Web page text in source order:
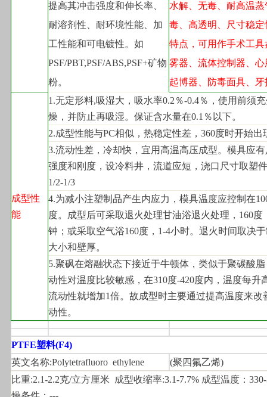
提高其冲击强度和伸长率、
耐溶剂性、耐环境性能、加
工性能和可电镀性。如
PSF/PBT,PSF/ABS,PSF+矿物
粉。
水解、无毒、耐高温蒸
毒、高透明、尺寸稳定
特点，可用作手术工具
雾器、流体控制器、心
起博器、防毒面具、牙
成型性
能
1.无定形料,吸湿大，吸水率0.2％-0.4％，使用前须
燥，并防止再吸湿。保证含水量在0.1％以下。
2.成型性能与PC相似，热稳定性差，360度时开始出
3.流动性差，冷却快，宜用高温高压成型。模具应
强度和刚度，设冷料井，流道应短，浇口尺寸取塑
1/2-1/3
4.为减小注塑制品产生内应力，模具温度应控制在
度。成型后可采取退火处理甘油浴退火处理，160度
钟；或采取空气浴160度，1-4小时。退火时间取决
大小和壁厚。
5.聚砜在熔融状态下接近于牛顿体，类似于聚碳酸
动性对温度比较敏感，在310度-420度内，温度每升
流动性就增加1倍。故成型时主要通过提高温度来改
动性。
PTFE塑料(F4)
英文名称:Polytetrafluoro  ethylene
(聚四氟乙烯)
比重:2.1-2.2克/立方厘米  成型收缩率:3.1-7.7% 成型温度：